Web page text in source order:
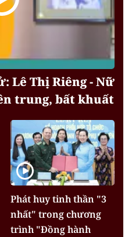
Lê Thị Riêng - Nữ
trung, bất khuất
Phát huy tinh thần "3
nhất" trong chương
trình "Đồng hành